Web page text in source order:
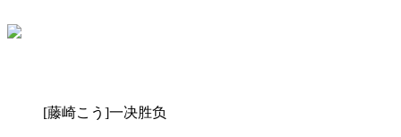
[藤崎こう]一决胜负